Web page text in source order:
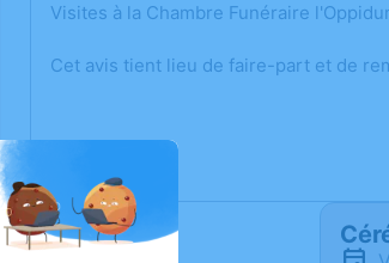
Visites à la Chambre Funéraire
Cet avis tient lieu de faire-part et de